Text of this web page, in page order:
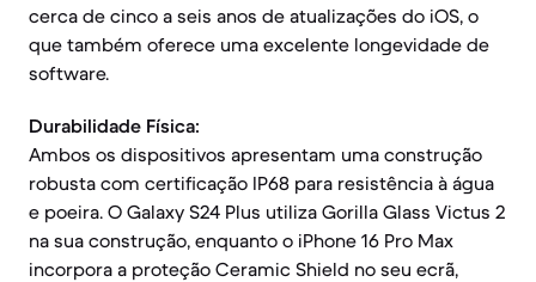
cerca de cinco a seis anos de atualizações do iOS, o
que também oferece uma excelente longevidade de
software.
Durabilidade Física:
Ambos os dispositivos apresentam uma construção
robusta com certificação IP68 para resistência à água
e poeira. O Galaxy S24 Plus utiliza Gorilla Glass Victus 2
na sua construção, enquanto o iPhone 16 Pro Max
incorpora a proteção Ceramic Shield no seu ecrã,